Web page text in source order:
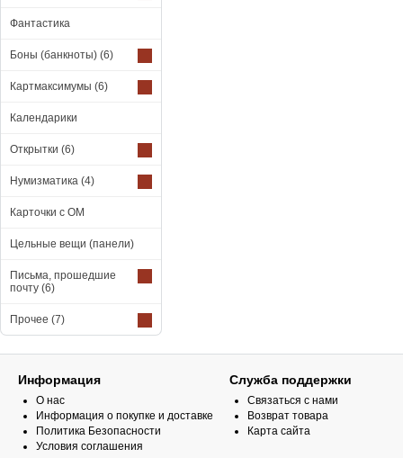
Фантастика
Боны (банкноты) (6)
Картмаксимумы (6)
Календарики
Открытки (6)
Нумизматика (4)
Карточки с ОМ
Цельные вещи (панели)
Письма, прошедшие
почту (6)
Прочее (7)
Информация
О нас
Информация о покупке и доставке
Политика Безопасности
Условия соглашения
Служба поддержки
Связаться с нами
Возврат товара
Карта сайта